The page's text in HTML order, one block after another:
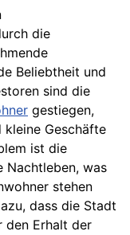
die
Beliebtheit und
sind die
gestiegen,
kleine Geschäfte
ist die
Nachtleben, was
stehen
dass die Stadt
den Erhalt der